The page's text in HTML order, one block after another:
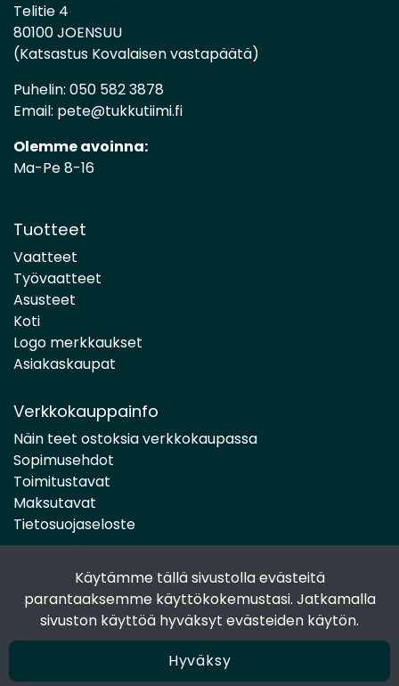
Käytämme tällä sivustolla evästeitä
parantaaksemme käyttökokemustasi. Jatkamalla
sivuston käyttöä hyväksyt evästeiden käytön.
Hyväksy
Telitie 4
80100 JOENSUU
(Katsastus Kovalaisen vastapäätä)
Puhelin: 050 582 3878
Email: pete@tukkutiimi.fi
Olemme avoinna:
Ma-Pe 8-16
Tuotteet
Vaatteet
Työvaatteet
Asusteet
Koti
Logo merkkaukset
Asiakaskaupat
Verkkokauppainfo
Näin teet ostoksia verkkokaupassa
Sopimusehdot
Toimitustavat
Maksutavat
Tietosuojaseloste
Seuraa sosiaalisessa mediassa
Facebook